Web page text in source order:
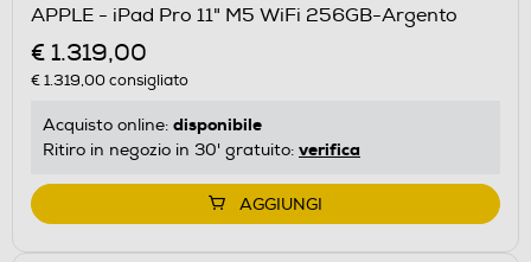
APPLE - iPad Pro 11" M5 WiFi 256GB-Argento
€ 1.319,00
€ 1.319,00consigliato
Acquisto online: disponibile
Ritiro in negozio in 30' gratuito: verifica
AGGIUNGI